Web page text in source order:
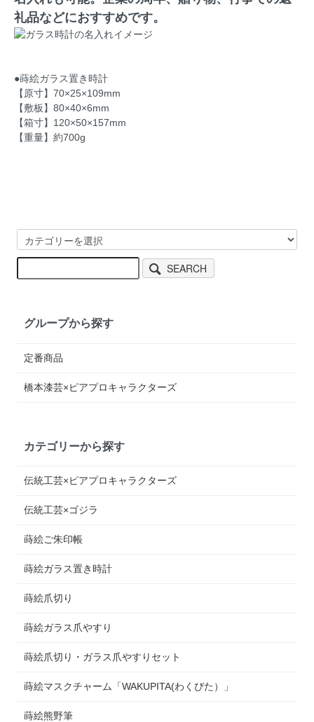
礼品などにおすすめです。
●蒔絵ガラス置き時計
【原寸】70×25×109mm
【敷板】80×40×6mm
【箱寸】120×50×157mm
【重量】約700g
SEARCH
グループから探す
定番商品
橋本漆芸×ピアプロキャラクターズ
カテゴリーから探す
伝統工芸×ピアプロキャラクターズ
伝統工芸×ゴジラ
蒔絵ご朱印帳
蒔絵ガラス置き時計
蒔絵爪切り
蒔絵ガラス爪やすり
蒔絵爪切り・ガラス爪やすりセット
蒔絵マスクチャーム「WAKUPITA(わくぴた）」
蒔絵熊野筆